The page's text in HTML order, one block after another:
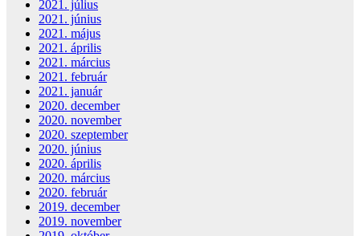
2021. július
2021. június
2021. május
2021. április
2021. március
2021. február
2021. január
2020. december
2020. november
2020. szeptember
2020. június
2020. április
2020. március
2020. február
2019. december
2019. november